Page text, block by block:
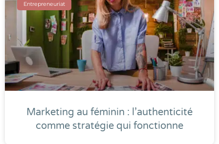
Entrepreneuriat
Marketing au féminin : l’authenticité
comme stratégie qui fonctionne